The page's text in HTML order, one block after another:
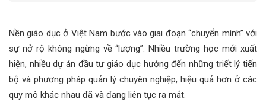
Nền giáo dục ở Việt Nam bước vào giai đoạn “chuyển mình” với
sự nở rộ không ngừng về “lượng”. Nhiều trường học mới xuất
hiện, nhiều dự án đầu tư giáo dục hướng đến những triết lý tiến
bộ và phương pháp quản lý chuyên nghiệp, hiệu quả hơn ở các
quy mô khác nhau đã và đang liên tục ra mắt.